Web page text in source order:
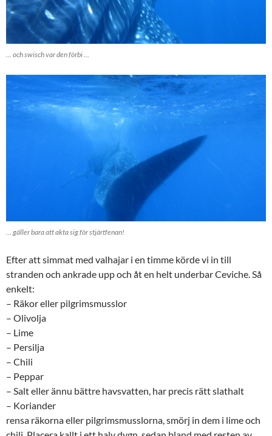
… och swisch var den förbi …
… gäller bara att akta sig för stjärtfenan!
Efter att simmat med valhajar i en timme körde vi in till
stranden och ankrade upp och åt en helt underbar Ceviche. Så
enkelt:
– Räkor eller pilgrimsmusslor
– Olivolja
– Lime
– Persilja
– Chili
– Peppar
– Salt eller ännu bättre havsvatten, har precis rätt slathalt
– Koriander
rensa räkorna eller pilgrimsmusslorna, smörj in dem i lime och